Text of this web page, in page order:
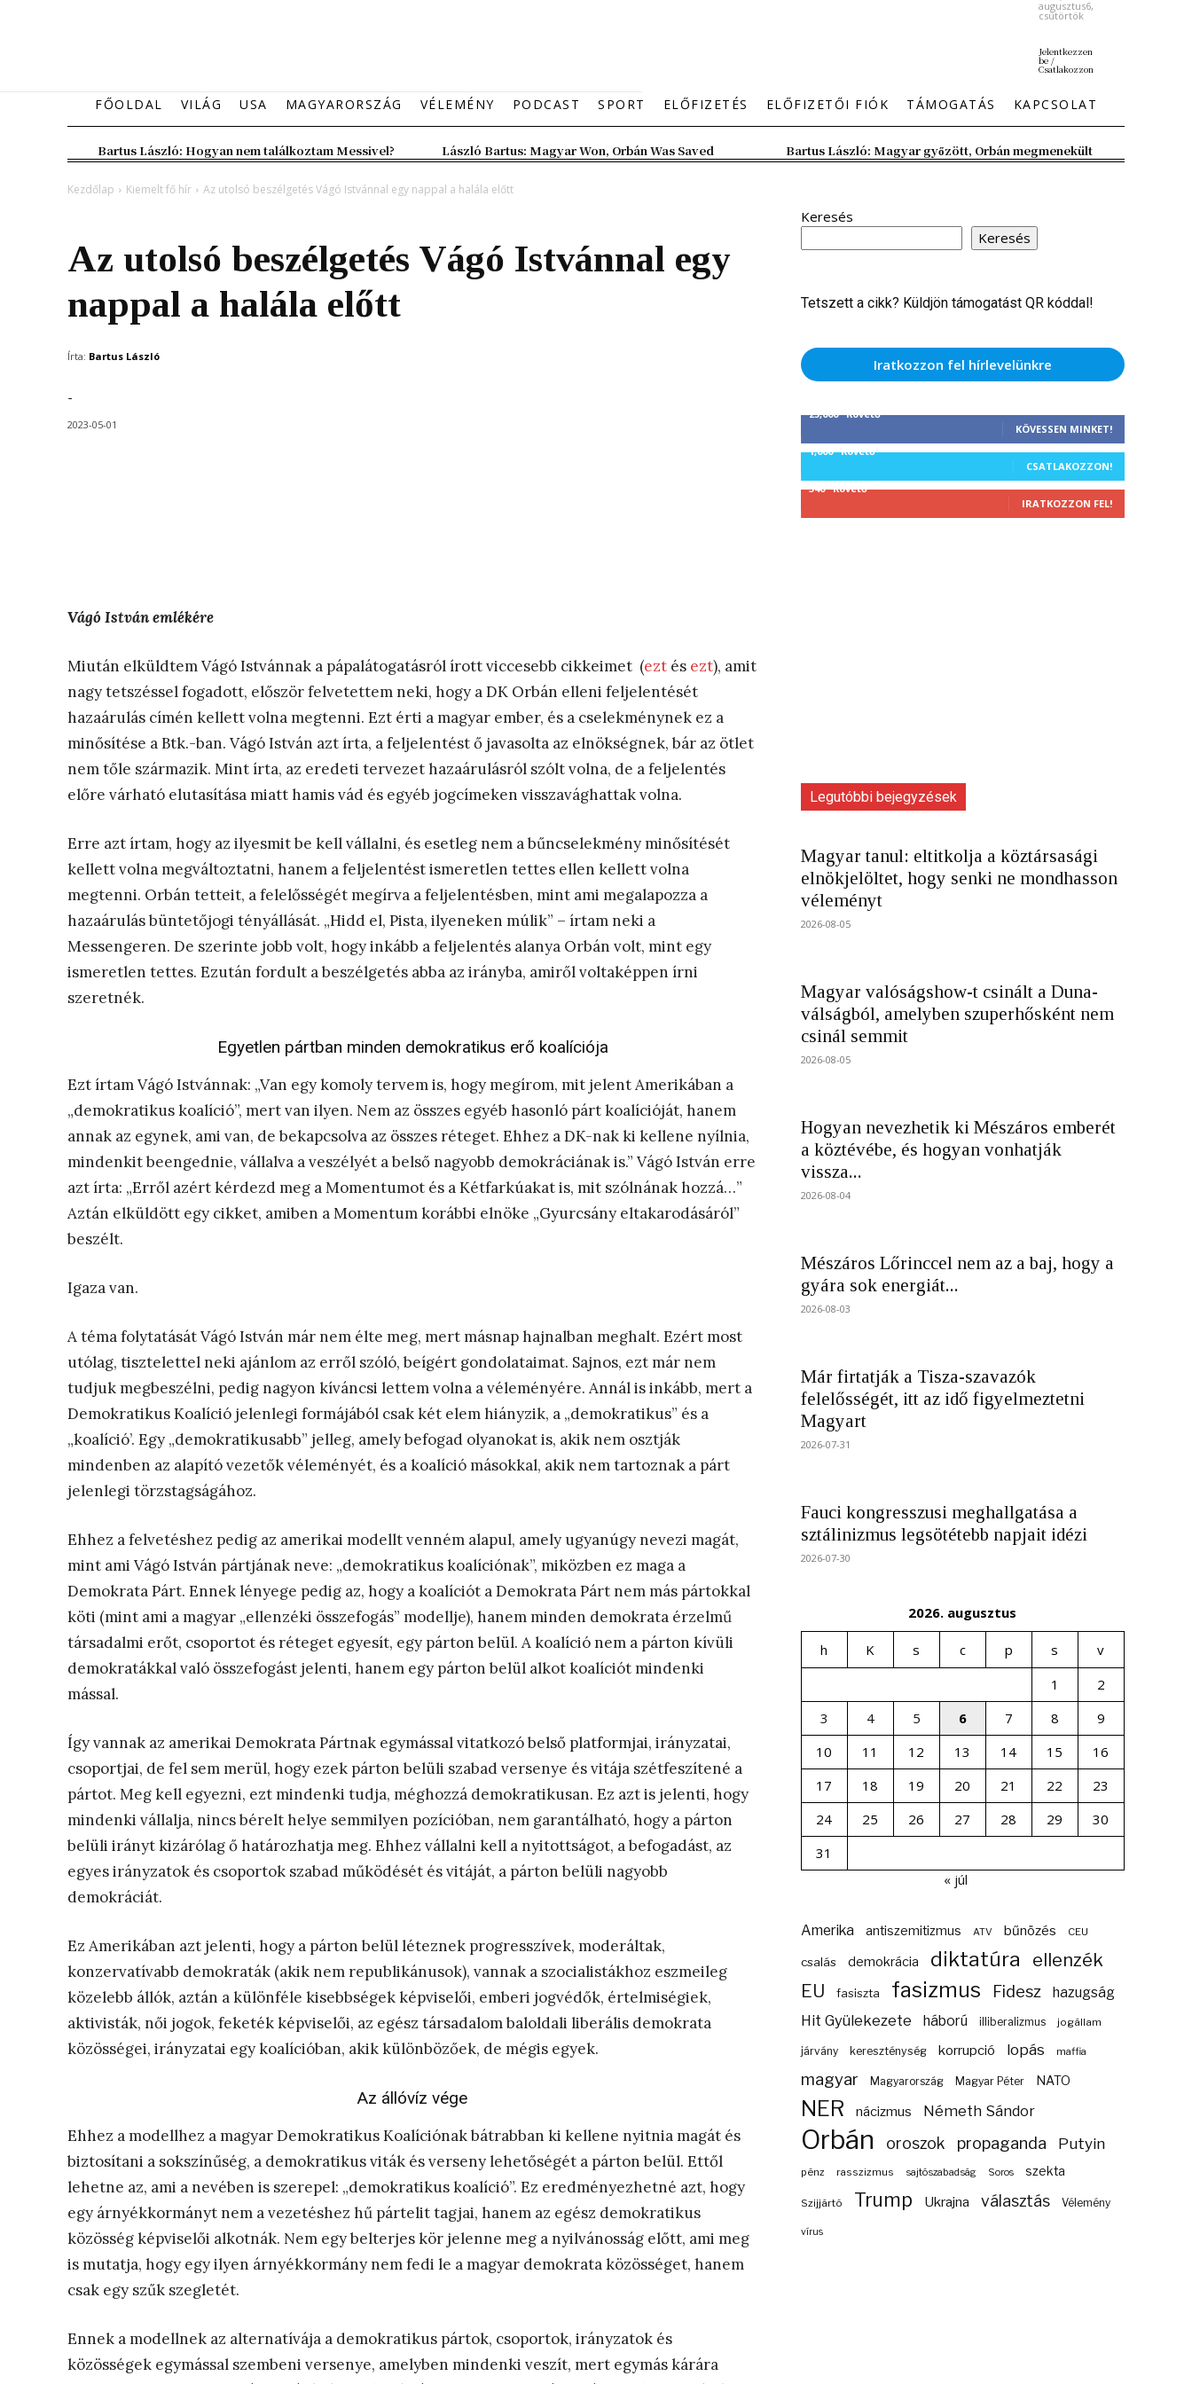
augusztus6,
csütörtök
Jelentkezzen
be /
Csatlakozzon
FŐOLDAL VILÁG USA MAGYARORSZÁG VÉLEMÉNY PODCAST SPORT ELŐFIZETÉS ELŐFIZETŐI FIÓK TÁMOGATÁS KAPCSOLAT
Bartus László: Hogyan nem találkoztam Messivel? László Bartus: Magyar Won, Orbán Was Saved Bartus László: Magyar győzött, Orbán megmenekült
Kezdőlap Kiemelt fő hír Az utolsó beszélgetés Vágó Istvánnal egy nappal a halála előtt
Az utolsó beszélgetés Vágó Istvánnal egy
nappal a halála előtt
Írta: Bartus László
-
2023-05-01
Vágó István emlékére
Miután elküldtem Vágó Istvánnak a pápalátogatásról írott viccesebb cikkeimet (ezt és ezt), amit
nagy tetszéssel fogadott, először felvetettem neki, hogy a DK Orbán elleni feljelentését
hazaárulás címén kellett volna megtenni. Ezt érti a magyar ember, és a cselekménynek ez a
minősítése a Btk.-ban. Vágó István azt írta, a feljelentést ő javasolta az elnökségnek, bár az ötlet
nem tőle származik. Mint írta, az eredeti tervezet hazaárulásról szólt volna, de a feljelentés
előre várható elutasítása miatt hamis vád és egyéb jogcímeken visszavághattak volna.
Erre azt írtam, hogy az ilyesmit be kell vállalni, és esetleg nem a bűncselekmény minősítését
kellett volna megváltoztatni, hanem a feljelentést ismeretlen tettes ellen kellett volna
megtenni. Orbán tetteit, a felelősségét megírva a feljelentésben, mint ami megalapozza a
hazaárulás büntetőjogi tényállását. „Hidd el, Pista, ilyeneken múlik” – írtam neki a
Messengeren. De szerinte jobb volt, hogy inkább a feljelentés alanya Orbán volt, mint egy
ismeretlen tettes. Ezután fordult a beszélgetés abba az irányba, amiről voltaképpen írni
szeretnék.
Egyetlen pártban minden demokratikus erő koalíciója
Ezt írtam Vágó Istvánnak: „Van egy komoly tervem is, hogy megírom, mit jelent Amerikában a
„demokratikus koalíció”, mert van ilyen. Nem az összes egyéb hasonló párt koalícióját, hanem
annak az egynek, ami van, de bekapcsolva az összes réteget. Ehhez a DK-nak ki kellene nyílnia,
mindenkit beengednie, vállalva a veszélyét a belső nagyobb demokráciának is.” Vágó István erre
azt írta: „Erről azért kérdezd meg a Momentumot és a Kétfarkúakat is, mit szólnának hozzá…”
Aztán elküldött egy cikket, amiben a Momentum korábbi elnöke „Gyurcsány eltakarodásáról”
beszélt.
Igaza van.
A téma folytatását Vágó István már nem élte meg, mert másnap hajnalban meghalt. Ezért most
utólag, tisztelettel neki ajánlom az erről szóló, beígért gondolataimat. Sajnos, ezt már nem
tudjuk megbeszélni, pedig nagyon kíváncsi lettem volna a véleményére. Annál is inkább, mert a
Demokratikus Koalíció jelenlegi formájából csak két elem hiányzik, a „demokratikus” és a
„koalíció’. Egy „demokratikusabb” jelleg, amely befogad olyanokat is, akik nem osztják
mindenben az alapító vezetők véleményét, és a koalíció másokkal, akik nem tartoznak a párt
jelenlegi törzstagságához.
Ehhez a felvetéshez pedig az amerikai modellt venném alapul, amely ugyanúgy nevezi magát,
mint ami Vágó István pártjának neve: „demokratikus koalíciónak”, miközben ez maga a
Demokrata Párt. Ennek lényege pedig az, hogy a koalíciót a Demokrata Párt nem más pártokkal
köti (mint ami a magyar „ellenzéki összefogás” modellje), hanem minden demokrata érzelmű
társadalmi erőt, csoportot és réteget egyesít, egy párton belül. A koalíció nem a párton kívüli
demokratákkal való összefogást jelenti, hanem egy párton belül alkot koalíciót mindenki
mással.
Így vannak az amerikai Demokrata Pártnak egymással vitatkozó belső platformjai, irányzatai,
csoportjai, de fel sem merül, hogy ezek párton belüli szabad versenye és vitája szétfeszítené a
pártot. Meg kell egyezni, ezt mindenki tudja, méghozzá demokratikusan. Ez azt is jelenti, hogy
mindenki vállalja, nincs bérelt helye semmilyen pozícióban, nem garantálható, hogy a párton
belüli irányt kizárólag ő határozhatja meg. Ehhez vállalni kell a nyitottságot, a befogadást, az
egyes irányzatok és csoportok szabad működését és vitáját, a párton belüli nagyobb
demokráciát.
Ez Amerikában azt jelenti, hogy a párton belül léteznek progresszívek, moderáltak,
konzervatívabb demokraták (akik nem republikánusok), vannak a szocialistákhoz eszmeileg
közelebb állók, aztán a különféle kisebbségek képviselői, emberi jogvédők, értelmiségiek,
aktivisták, női jogok, feketék képviselői, az egész társadalom baloldali liberális demokrata
közösségei, irányzatai egy koalícióban, akik különbözőek, de mégis egyek.
Az állóvíz vége
Ehhez a modellhez a magyar Demokratikus Koalíciónak bátrabban ki kellene nyitnia magát és
biztosítani a sokszínűség, a demokratikus viták és verseny lehetőségét a párton belül. Ettől
lehetne az, ami a nevében is szerepel: „demokratikus koalíció”. Ez eredményezhetné azt, hogy
egy árnyékkormányt nem a vezetéshez hű pártelit tagjai, hanem az egész demokratikus
közösség képviselői alkotnák. Nem egy belterjes kör jelenne meg a nyilvánosság előtt, ami meg
is mutatja, hogy egy ilyen árnyékkormány nem fedi le a magyar demokrata közösséget, hanem
csak egy szűk szegletét.
Ennek a modellnek az alternatívája a demokratikus pártok, csoportok, irányzatok és
közösségek egymással szembeni versenye, amelyben mindenki veszít, mert egymás kárára
Keresés
Keresés
Tetszett a cikk? Küldjön támogatást QR kóddal!
Iratkozzon fel hírlevelünkre
25,000 Követő
KÖVESSEN MINKET!
1,000 Követő
CSATLAKOZZON!
340 Követő
IRATKOZZON FEL!
Legutóbbi bejegyzések
Magyar tanul: eltitkolja a köztársasági
elnökjelöltet, hogy senki ne mondhasson
véleményt
2026-08-05
Magyar valóságshow-t csinált a Duna-
válságból, amelyben szuperhősként nem
csinál semmit
2026-08-05
Hogyan nevezhetik ki Mészáros emberét
a köztévébe, és hogyan vonhatják
vissza...
2026-08-04
Mészáros Lőrinccel nem az a baj, hogy a
gyára sok energiát...
2026-08-03
Már firtatják a Tisza-szavazók
felelősségét, itt az idő figyelmeztetni
Magyart
2026-07-31
Fauci kongresszusi meghallgatása a
sztálinizmus legsötétebb napjait idézi
2026-07-30
2026. augusztus
h K s c p s
v
1
2
3
4 5 6 7 8
9
10
11 12 13 14 15
16
17
18 19 20 21 22
23
24
25 26 27 28 29
30
31
« júl
Amerika antiszemitizmus ATV bűnözés CEU
csalás demokrácia diktatúra ellenzék
EU fasiszta fasizmus Fidesz hazugság
Hit Gyülekezete háború illiberalizmus jogállam
járvány kereszténység korrupció lopás maffia
magyar Magyarország Magyar Péter NATO
NER nácizmus Németh Sándor
Orbán oroszok propaganda Putyin
pénz rasszizmus sajtószabadság Soros szekta
Szijjártó Trump Ukrajna választás Vélemény
vírus